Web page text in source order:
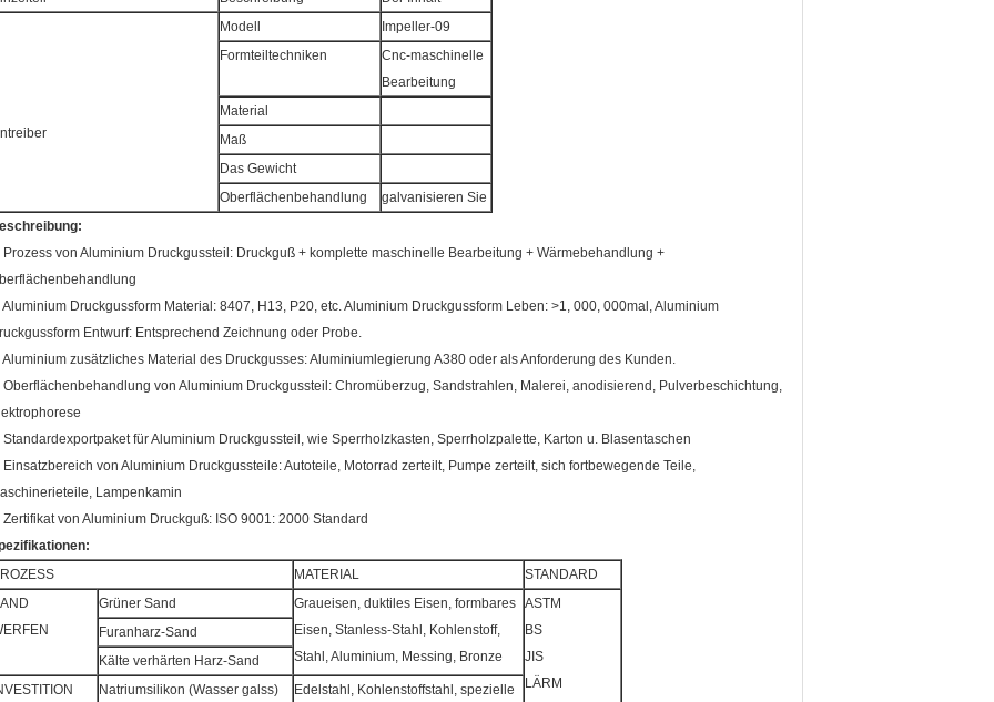
Modell
Impeller-09
Formteiltechniken
Cnc-maschinelle
Bearbeitung
Material
Maß
Das Gewicht
Oberflächenbehandlung
galvanisieren Sie
Prozess von Aluminium Druckgussteil: Druckguß + komplette maschinelle Bearbeitung + Wärmebehandlung +
Aluminium Druckgussform Material: 8407, H13, P20, etc. Aluminium Druckgussform Leben: >1, 000, 000mal, Aluminium
Entwurf: Entsprechend Zeichnung oder Probe.
Aluminium zusätzliches Material des Druckgusses: Aluminiumlegierung A380 oder als Anforderung des Kunden.
Oberflächenbehandlung von Aluminium Druckgussteil: Chromüberzug, Sandstrahlen, Malerei, anodisierend, Pulverbeschichtung,
Standardexportpaket für Aluminium Druckgussteil, wie Sperrholzkasten, Sperrholzpalette, Karton u. Blasentaschen
Einsatzbereich von Aluminium Druckgussteile: Autoteile, Motorrad zerteilt, Pumpe zerteilt, sich fortbewegende Teile,
Lampenkamin
Zertifikat von Aluminium Druckguß: ISO 9001: 2000 Standard
MATERIAL
STANDARD
Grüner Sand
Graueisen, duktiles Eisen, formbares
Eisen, Stanless-Stahl, Kohlenstoff,
Stahl, Aluminium, Messing, Bronze
ASTM
BS
JIS
LÄRM
Furanharz-Sand
Kälte verhärten Harz-Sand
Natriumsilikon (Wasser galss)
Edelstahl, Kohlenstoffstahl, spezielle